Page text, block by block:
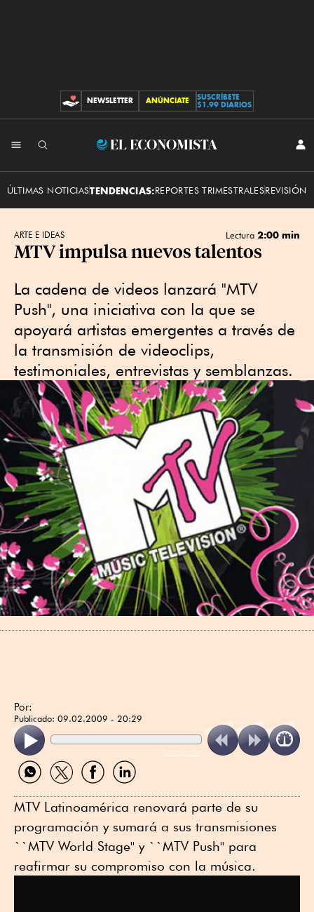
CONTRIBUCIONES
NEWSLETTER ANÚNCIATE
SUSCRÍBETE
$1.99 DIARIOS
El
ÚLTIMAS NOTICIASTENDENCIAS:REPORTES TRIMESTRALESREVISIÓN
ARTE E IDEAS Lectura 2:00 min
MTV impulsa nuevos talentos
La cadena de videos lanzará "MTV
Push'', una iniciativa con la que se
apoyará artistas emergentes a través de
la transmisión de videoclips,
testimoniales, entrevistas y semblanzas.
Por:
Publicado: 09.02.2009 - 20:29
ReadSpeaker
Compartir
por
Compartir
por
Compartir
por
Compartir
por
MTV Latinoamérica renovará parte de su
programación y sumará a sus transmisiones
``MTV World Stage'' y ``MTV Push'' para
reafirmar su compromiso con la música.